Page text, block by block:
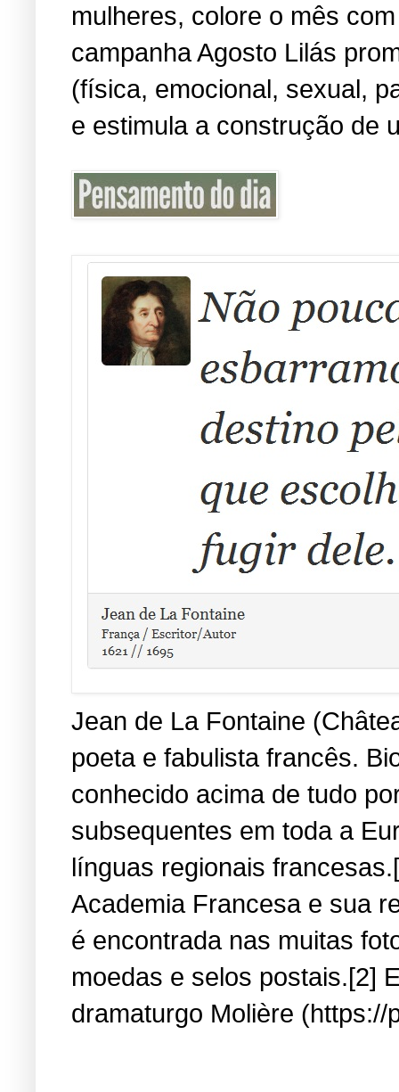
mulheres, colore o mês
campanha Agosto Lilás
(física, emocional, sexual,
e estimula a construção de
Jean de La Fontaine
poeta e fabulista francês.
conhecido acima de tudo
subsequentes em toda a
línguas regionais
Academia Francesa e sua
é encontrada nas muitas
moedas e selos postais.[2]
dramaturgo Molière